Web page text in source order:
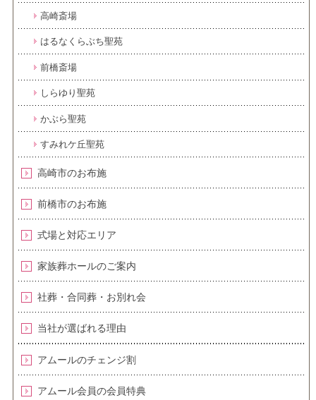
高崎斎場
はるなくらぶち聖苑
前橋斎場
しらゆり聖苑
かぶら聖苑
すみれケ丘聖苑
高崎市のお布施
前橋市のお布施
式場と対応エリア
家族葬ホールのご案内
社葬・合同葬・お別れ会
当社が選ばれる理由
アムールのチェンジ割
アムール会員の会員特典